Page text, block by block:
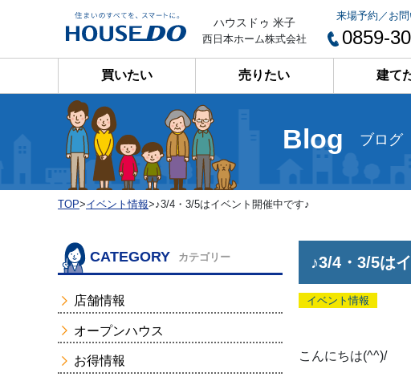
ハウスドゥ 米子
西日本ホーム株式会社
来場予約／お
0859-
買いたい 売りたい 建て
Blog ブログ
TOP>イベント情報>♪3/4・3/5はイベント開催中です♪
♪3/4・3/5は
イベント情報
こんにちは(^^)/
CATEGORY カテゴリー
店舗情報
オープンハウス
お得情報